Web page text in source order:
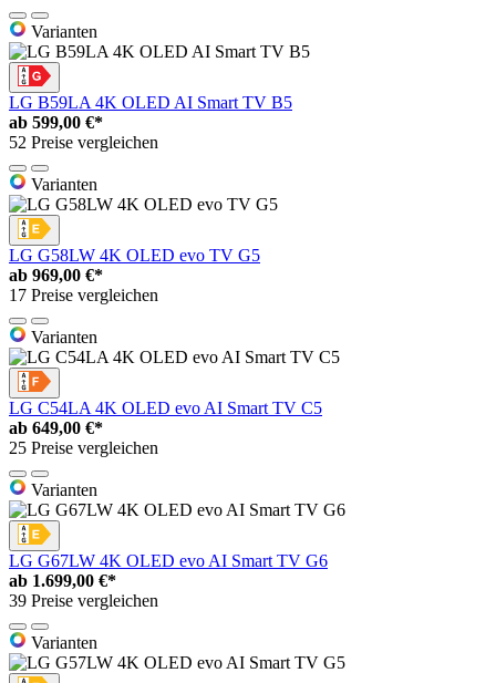
Varianten
LG B59LA 4K OLED AI Smart TV B5
ab 599,00 €*
52 Preise vergleichen
Varianten
LG G58LW 4K OLED evo TV G5
ab 969,00 €*
17 Preise vergleichen
Varianten
LG C54LA 4K OLED evo AI Smart TV C5
ab 649,00 €*
25 Preise vergleichen
Varianten
LG G67LW 4K OLED evo AI Smart TV G6
ab 1.699,00 €*
39 Preise vergleichen
Varianten